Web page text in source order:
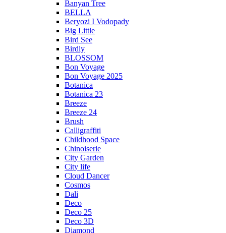
Banyan Tree
BELLA
Beryozi I Vodopady
Big Little
Bird See
Birdly
BLOSSOM
Bon Voyage
Bon Voyage 2025
Botanica
Botanica 23
Breeze
Breeze 24
Brush
Calligraffiti
Childhood Space
Chinoiserie
City Garden
City life
Cloud Dancer
Cosmos
Dali
Deco
Deco 25
Deco 3D
Diamond